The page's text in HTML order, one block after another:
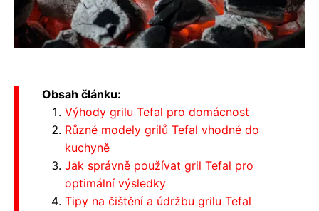
Obsah článku:
Výhody grilu Tefal pro domácnost
Různé modely grilů Tefal vhodné do
kuchyně
Jak správně používat gril Tefal pro
optimální výsledky
Tipy na čištění a údržbu grilu Tefal